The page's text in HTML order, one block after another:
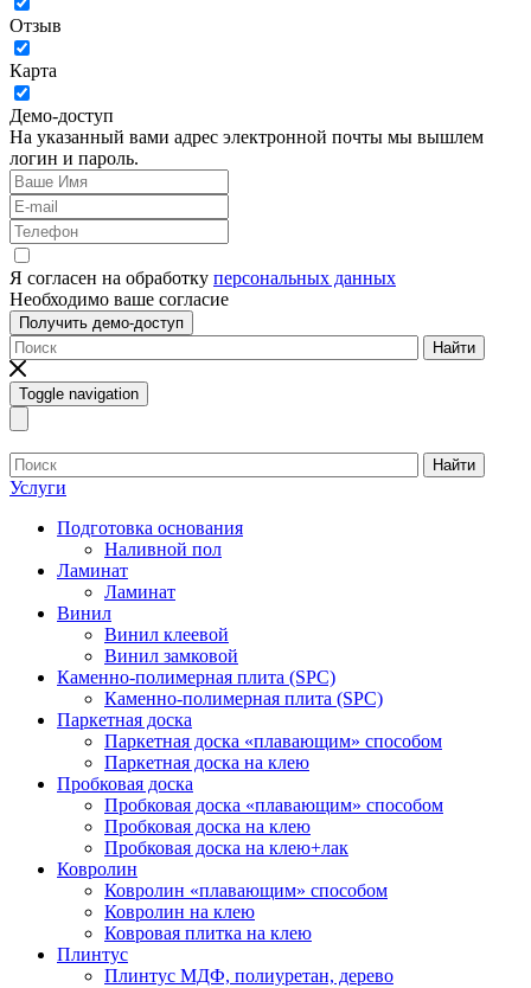
Отзыв
Карта
Демо-доступ
На указанный вами адрес электронной почты мы вышлем
логин и пароль.
Я согласен на обработку персональных данных
Необходимо ваше согласие
Получить демо-доступ
Найти
Toggle navigation
Найти
Услуги
Подготовка основания
Наливной пол
Ламинат
Ламинат
Винил
Винил клеевой
Винил замковой
Каменно-полимерная плита (SPC)
Каменно-полимерная плита (SPC)
Паркетная доска
Паркетная доска «плавающим» способом
Паркетная доска на клею
Пробковая доска
Пробковая доска «плавающим» способом
Пробковая доска на клею
Пробковая доска на клею+лак
Ковролин
Ковролин «плавающим» способом
Ковролин на клею
Ковровая плитка на клею
Плинтус
Плинтус МДФ, полиуретан, дерево